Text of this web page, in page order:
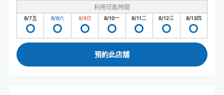
利用可能時間
8/7五 8/8六 8/9日 8/10一 8/11二 8/12三 8/13四
預約此店舖